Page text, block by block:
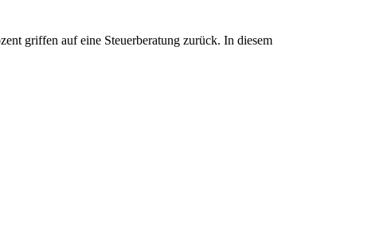
griffen auf eine Steuerberatung zurück. In diesem